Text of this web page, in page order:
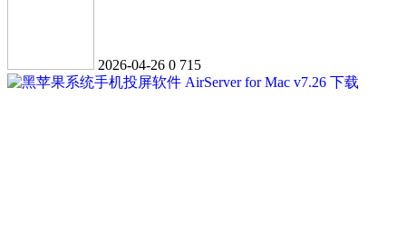
2026-04-26 0 715